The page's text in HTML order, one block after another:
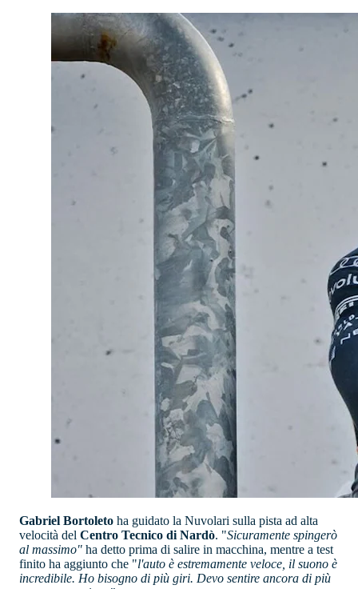
Gabriel Bortoleto ha guidato la Nuvolari sulla pista ad alta
velocità del Centro Tecnico di Nardò. "Sicuramente spingerò
al massimo" ha detto prima di salire in macchina, mentre a test
finito ha aggiunto che "l'auto è estremamente veloce, il suono è
incredibile. Ho bisogno di più giri. Devo sentire ancora di più